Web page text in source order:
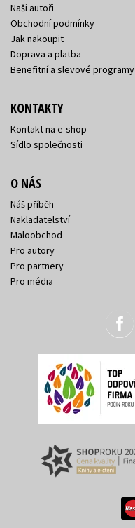
Naši autoři
Obchodní podmínky
Jak nakoupit
Doprava a platba
Benefitní a slevové programy
KONTAKTY
Kontakt na e-shop
Sídlo společnosti
O NÁS
Náš příběh
Nakladatelství
Maloobchod
Pro autory
Pro partnery
Pro média